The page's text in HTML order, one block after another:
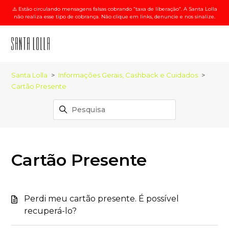
⚠️ Estão circulando mensagens falsas cobrando “taxa de liberação”. A Santa Lolla
não realiza esse tipo de cobrança. Não clique em links, denuncie e nos sinalize.
Santa Lolla
Informações Gerais, Cashback e Cuidados
Cartão Presente
Cartão Presente
Perdi meu cartão presente. É possível
recuperá-lo?